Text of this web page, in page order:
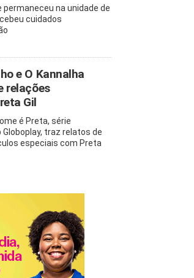
permaneceu na unidade de
cuidados
e O Kannalha
relações
Gil
é Preta, série
traz relatos de
especiais com Preta